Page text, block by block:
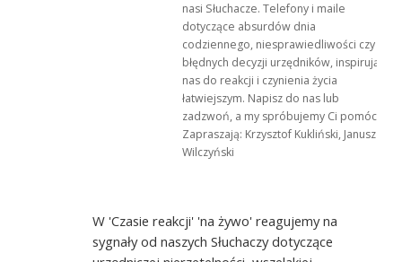
nasi Słuchacze. Telefony i maile
dotyczące absurdów dnia
codziennego, niesprawiedliwości czy
błędnych decyzji urzędników, inspirują
nas do reakcji i czynienia życia
łatwiejszym. Napisz do nas lub
zadzwoń, a my spróbujemy Ci pomóc.
Zapraszają: Krzysztof Kukliński, Janusz
Wilczyński
W 'Czasie reakcji' 'na żywo' reagujemy na
sygnały od naszych Słuchaczy dotyczące